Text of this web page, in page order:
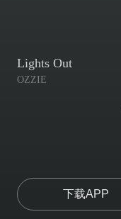
Lights Out
OZZIE
下载APP